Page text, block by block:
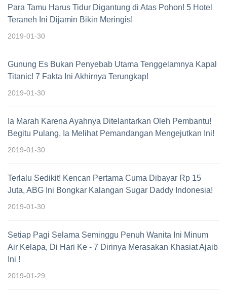
Para Tamu Harus Tidur Digantung di Atas Pohon! 5 Hotel
Teraneh Ini Dijamin Bikin Meringis!
2019-01-30
Gunung Es Bukan Penyebab Utama Tenggelamnya Kapal
Titanic! 7 Fakta Ini Akhirnya Terungkap!
2019-01-30
Ia Marah Karena Ayahnya Ditelantarkan Oleh Pembantu!
Begitu Pulang, Ia Melihat Pemandangan Mengejutkan Ini!
2019-01-30
Terlalu Sedikit! Kencan Pertama Cuma Dibayar Rp 15
Juta, ABG Ini Bongkar Kalangan Sugar Daddy Indonesia!
2019-01-30
Setiap Pagi Selama Seminggu Penuh Wanita Ini Minum
Air Kelapa, Di Hari Ke - 7 Dirinya Merasakan Khasiat Ajaib
Ini !
2019-01-29